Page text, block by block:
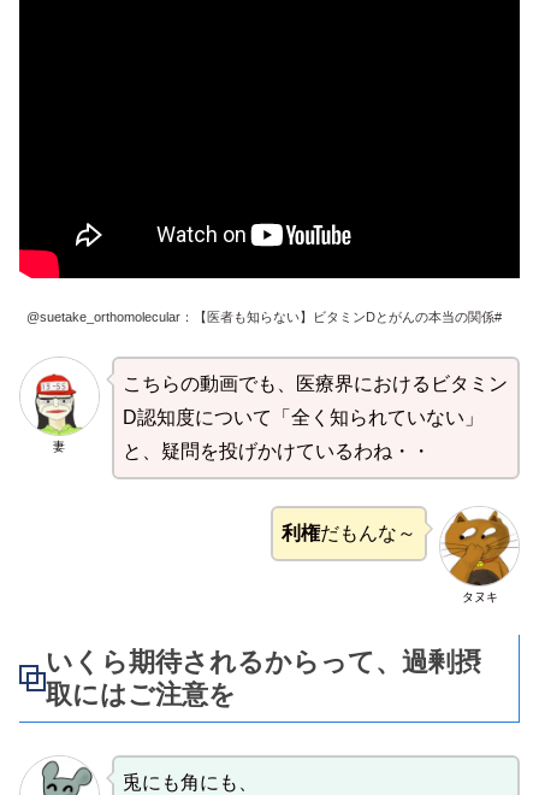
@suetake_orthomolecular：【医者も知らない】ビタミンDとがんの本当の関係#
妻
こちらの動画でも、医療界におけるビタミン
D認知度について「全く知られていない」
と、疑問を投げかけているわね・・
タヌキ
利権だもんな～
いくら期待されるからって、過剰摂
取にはご注意を
兎にも角にも、